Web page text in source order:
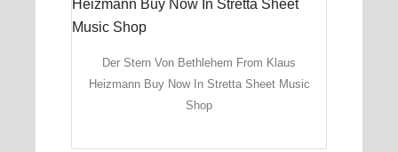
Der Stern Von Bethlehem From Klaus
Heizmann Buy Now In Stretta Sheet Music
Shop